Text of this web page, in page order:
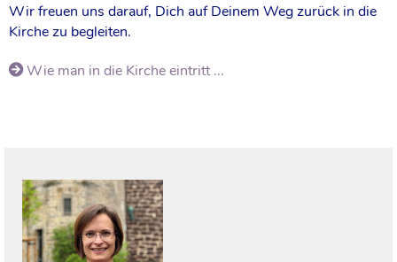
Wir freuen uns darauf, Dich auf Deinem Weg zurück in die
Kirche zu begleiten.
Wie man in die Kirche eintritt ...